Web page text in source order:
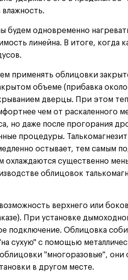
будем одновременно
линейна. В итоге, когда
применять облицовки
объеме (прибавка
дверцы. При этом
чем от раскаленного
но даже после прогорания
процедуры.
остывает, тем самым
охлаждаются существенно
облицовок
верхнего или
При установке
подключение. Облицовка
сухую" с помощью
"многоразовые", они
в другом месте.